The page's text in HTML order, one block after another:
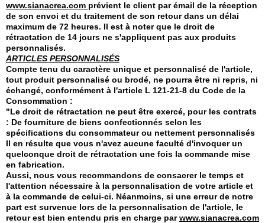
www.sianacrea.com prévient le client par émail de la réception
de son envoi et du traitement de son retour dans un délai
maximum de 72 heures. Il est à noter que le droit de
rétractation de 14 jours ne s'appliquent pas aux produits
personnalisés.
ARTICLES PERSONNALISÉS
Compte tenu du caractère unique et personnalisé de l'article,
tout produit personnalisé ou brodé, ne pourra être ni repris, ni
échangé, conformément à l'article L 121-21-8 du Code de la
Consommation :
"Le droit de rétractation ne peut être exercé, pour les contrats
: De fourniture de biens confectionnés selon les
spécifications du consommateur ou nettement personnalisés
Il en résulte que vous n'avez aucune faculté d'invoquer un
quelconque droit de rétractation une fois la commande mise
en fabrication.
Aussi, nous vous recommandons de consacrer le temps et
l'attention nécessaire à la personnalisation de votre article et
à la commande de celui-ci. Néanmoins, si une erreur de notre
part est survenue lors de la personnalisation de l'article, le
retour est bien entendu pris en charge parwww.sianacrea.com